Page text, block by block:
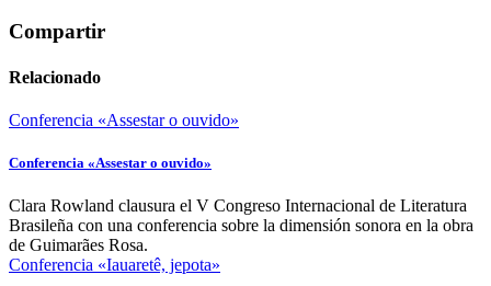
Compartir
Relacionado
Conferencia «Assestar o ouvido»
Conferencia «Assestar o ouvido»
Clara Rowland clausura el V Congreso Internacional de Literatura
Brasileña con una conferencia sobre la dimensión sonora en la obra
de Guimarães Rosa.
Conferencia «Iauaretê, jepota»